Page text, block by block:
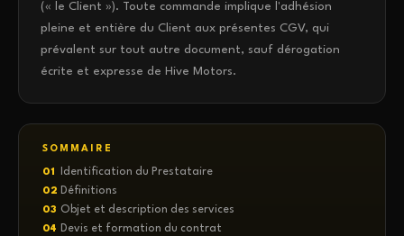
(« le Client »). Toute commande implique l'adhésion
pleine et entière du Client aux présentes CGV, qui
prévalent sur tout autre document, sauf dérogation
écrite et expresse de Hive Motors.
SOMMAIRE
01 Identification du Prestataire
02 Définitions
03 Objet et description des services
04 Devis et formation du contrat